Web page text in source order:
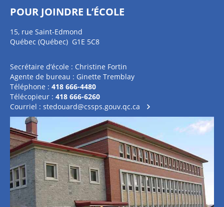
POUR JOINDRE L’ÉCOLE
15, rue Saint-Edmond
Québec (Québec) G1E 5C8
Secrétaire d’école : Christine Fortin
Agente de bureau : Ginette Tremblay
Téléphone : 418 666-4480
Télécopieur : 418 666-6260
Courriel : stedouard@cssps.gouv.qc.ca